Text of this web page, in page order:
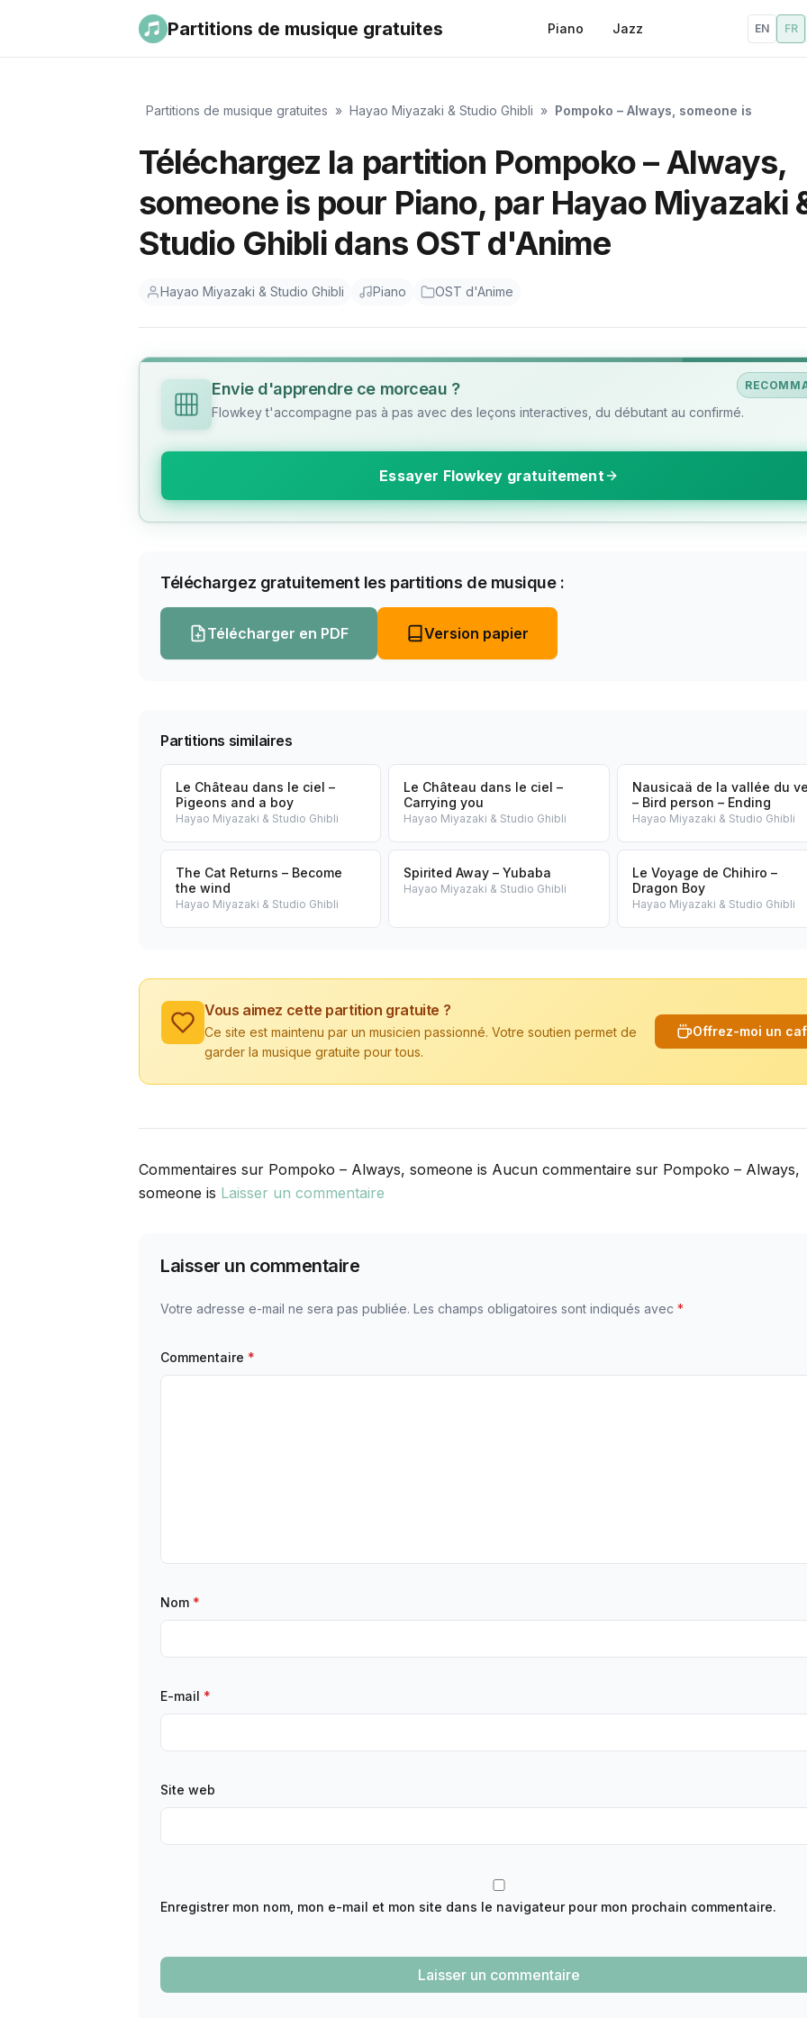
Partitions de musique gratuites Piano Jazz EN FR
Partitions de musique gratuites » Hayao Miyazaki & Studio Ghibli » Pompoko – Always, someone is
Téléchargez la partition Pompoko – Always,
someone is pour Piano, par Hayao Miyazaki
Studio Ghibli dans OST d'Anime
Hayao Miyazaki & Studio Ghibli Piano OST d'Anime
Envie d'apprendre ce morceau ?
Flowkey t'accompagne pas à pas avec des leçons interactives, du débutant au confirmé.
Essayer Flowkey gratuitement
Téléchargez gratuitement les partitions de musique :
Télécharger en PDF Version papier
Partitions similaires
Le Château dans le ciel –
Pigeons and a boy
Hayao Miyazaki & Studio Ghibli
Le Château dans le ciel –
Carrying you
Hayao Miyazaki & Studio Ghibli
Nausicaä de la vallée du
– Bird person – Ending
Hayao Miyazaki & Studio Ghibli
The Cat Returns – Become
the wind
Hayao Miyazaki & Studio Ghibli
Spirited Away – Yubaba
Hayao Miyazaki & Studio Ghibli
Le Voyage de Chihiro –
Dragon Boy
Hayao Miyazaki & Studio Ghibli
Vous aimez cette partition gratuite ?
Ce site est maintenu par un musicien passionné. Votre soutien permet de
garder la musique gratuite pour tous.
Offrez-moi un
Commentaires sur Pompoko – Always, someone is Aucun commentaire sur Pompoko – Always,
someone is Laisser un commentaire
Laisser un commentaire
Votre adresse e-mail ne sera pas publiée. Les champs obligatoires sont indiqués avec *
Commentaire *
Nom *
E-mail *
Site web
Enregistrer mon nom, mon e-mail et mon site dans le navigateur pour mon prochain commentaire.